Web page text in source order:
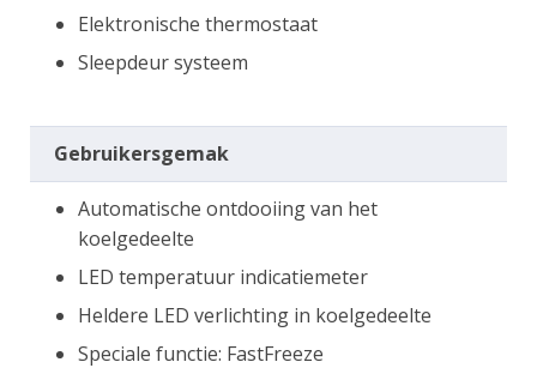
Elektronische thermostaat
Sleepdeur systeem
Gebruikersgemak
Automatische ontdooiing van het
koelgedeelte
LED temperatuur indicatiemeter
Heldere LED verlichting in koelgedeelte
Speciale functie: FastFreeze